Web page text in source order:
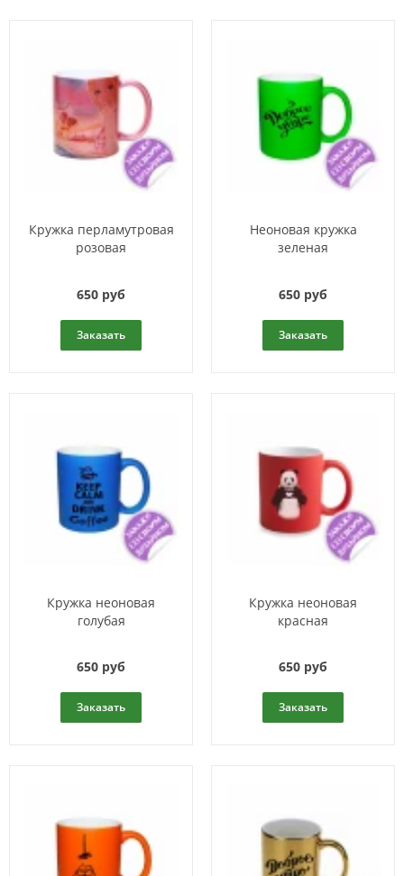
Кружка перламутровая
розовая
650 руб
Заказать
Неоновая кружка
зеленая
650 руб
Заказать
Кружка неоновая
голубая
650 руб
Заказать
Кружка неоновая
красная
650 руб
Заказать